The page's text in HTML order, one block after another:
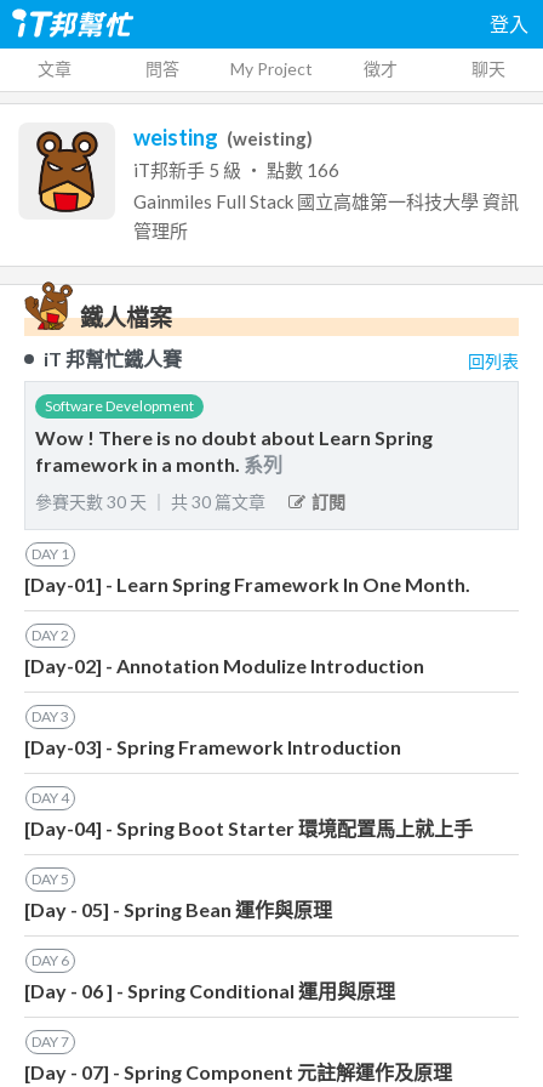
登入
文章 問答 My Project 徵才 聊天
weisting (weisting)
iT邦新手 5 級 ‧ 點數 166
Gainmiles Full Stack 國立高雄第一科技大學資訊
管理所
鐵人檔案
iT 邦幫忙鐵人賽 回列表
Software Development
Wow ! There is no doubt about Learn Spring
framework in a month. 系列
參賽天數30 天 共30 篇文章 訂閱
DAY 1
[Day-01] - Learn Spring Framework In One Month. ​
DAY2
[Day-02] - Annotation Modulize Introduction
DAY3
[Day-03] - Spring Framework Introduction
DAY4
[Day-04] - Spring Boot Starter 環境配置馬上就上手
DAY5
[Day - 05] - Spring Bean 運作與原理
DAY 6
[Day - 06 ] - Spring Conditional 運用與原理
DAY7
[Day - 07] - Spring Component 元註解運作及原理